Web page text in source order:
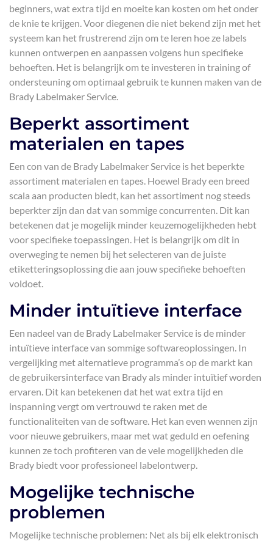
beginners, wat extra tijd en moeite kan kosten om het onder
de knie te krijgen. Voor diegenen die niet bekend zijn met het
systeem kan het frustrerend zijn om te leren hoe ze labels
kunnen ontwerpen en aanpassen volgens hun specifieke
behoeften. Het is belangrijk om te investeren in training of
ondersteuning om optimaal gebruik te kunnen maken van de
Brady Labelmaker Service.
Beperkt assortiment
materialen en tapes
Een con van de Brady Labelmaker Service is het beperkte
assortiment materialen en tapes. Hoewel Brady een breed
scala aan producten biedt, kan het assortiment nog steeds
beperkter zijn dan dat van sommige concurrenten. Dit kan
betekenen dat je mogelijk minder keuzemogelijkheden hebt
voor specifieke toepassingen. Het is belangrijk om dit in
overweging te nemen bij het selecteren van de juiste
etiketteringsoplossing die aan jouw specifieke behoeften
voldoet.
Minder intuïtieve interface
Een nadeel van de Brady Labelmaker Service is de minder
intuïtieve interface van sommige softwareoplossingen. In
vergelijking met alternatieve programma’s op de markt kan
de gebruikersinterface van Brady als minder intuïtief worden
ervaren. Dit kan betekenen dat het wat extra tijd en
inspanning vergt om vertrouwd te raken met de
functionaliteiten van de software. Het kan even wennen zijn
voor nieuwe gebruikers, maar met wat geduld en oefening
kunnen ze toch profiteren van de vele mogelijkheden die
Brady biedt voor professioneel labelontwerp.
Mogelijke technische
problemen
Mogelijke technische problemen: Net als bij elk elektronisch